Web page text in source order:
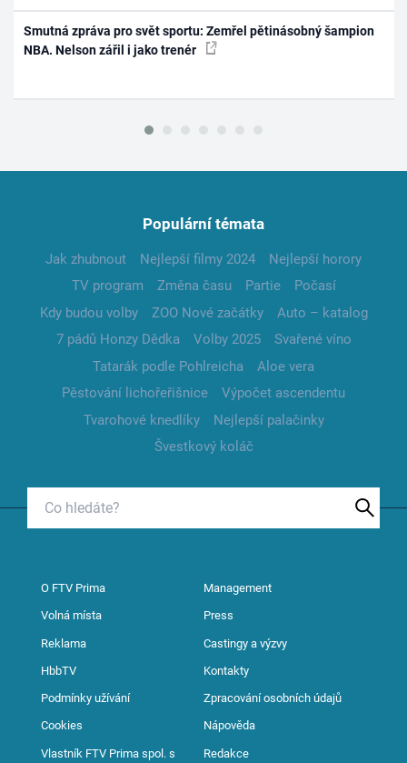
Smutná zpráva pro svět sportu: Zemřel pětinásobný šampion
NBA. Nelson zářil i jako trenér
Populární témata
Jak zhubnout Nejlepší filmy 2024
Nejlepší horory
TV program
Změna času Partie
Počasí
Kdy budou volby
ZOO Nové začátky
Auto – katalog
7 pádů Honzy Dědka
Volby 2025
Svařené víno
Tatarák podle Pohlreicha
Aloe vera
Pěstování lichořeřišnice
Výpočet ascendentu
Tvarohové knedlíky
Nejlepší palačinky
Švestkový koláč
O FTV Prima Management
Volná místa Press
Reklama Castingy a výzvy
HbbTV Kontakty
Podmínky užívání Zpracování osobních údajů
Cookies Nápověda
Vlastník FTV Prima spol. s Redakce